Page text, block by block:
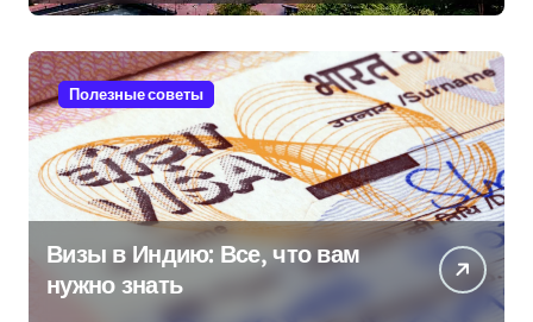
Полезные советы
Визы в Индию: Все, что вам
нужно знать